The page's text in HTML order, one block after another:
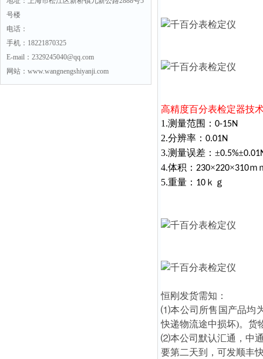
号楼
电话：
手机：18221870325
E-mail：2329245040@qq.com
网站：www.wangnengshiyanji.com
高精度百分表检定器技
1.测量范围： 0-15N
2.分辨率： 0.01N
3.测量误差：±0.5%±
4.体积： 230×220×310ｍ
5.重量： 10 ｋｇ
恒刚发货需知：
⑴本公司所售国产品均
快递物流途中损坏)。货
⑵本公司默认汇通，中
要第二天到，可发顺丰